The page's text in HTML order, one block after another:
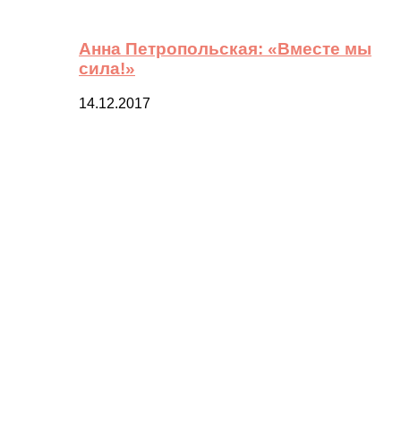
Анна Петропольская: «Вместе мы
сила!»
14.12.2017